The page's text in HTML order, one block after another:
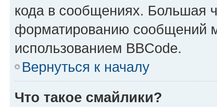
кода в сообщениях. Большая
форматированию сообщений
использованием BBCode.
Вернуться к началу
Что такое смайлики?